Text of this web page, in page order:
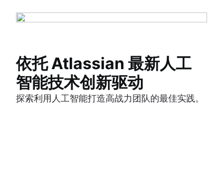
依托 Atlassian 最新人工
智能技术创新驱动
探索利用人工智能打造高战力团队的最佳实践。